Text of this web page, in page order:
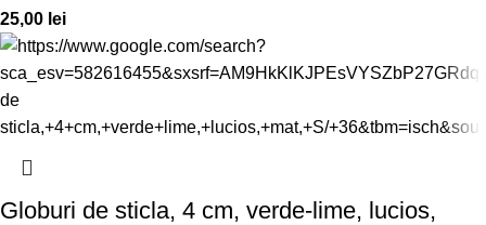
25,00 lei
Globuri de sticla, 4 cm, verde-lime, lucios,